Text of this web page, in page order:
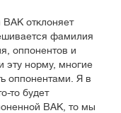
ВАК отклоняет
фамилия
оппонентов и
эту норму, многие
оппонентами. Я в
то будет
ВАК, то мы